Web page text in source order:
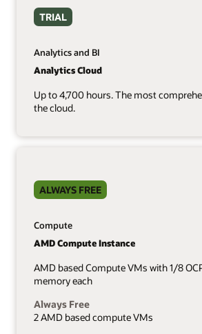
TRIAL
Analytics and BI
Analytics Cloud
Up to 4,700 hours. The most
the cloud.
ALWAYS FREE
Compute
AMD Compute Instance
AMD based Compute VMs with 1/8
memory each
Always Free
2 AMD based compute VMs